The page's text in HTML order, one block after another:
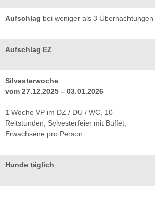
Aufschlag bei weniger als 3 Übernachtungen
Aufschlag EZ
Silvesterwoche
vom 27.12.2025 – 03.01.2026
1 Woche VP im DZ / DU / WC, 10
Reitstunden, Sylvesterfeier mit Buffet,
Erwachsene pro Person
Hunde täglich